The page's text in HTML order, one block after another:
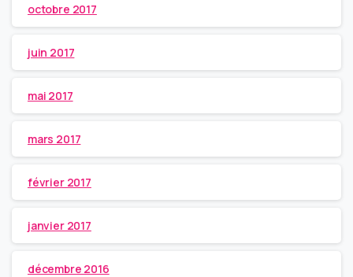
octobre 2017
juin 2017
mai 2017
mars 2017
février 2017
janvier 2017
décembre 2016